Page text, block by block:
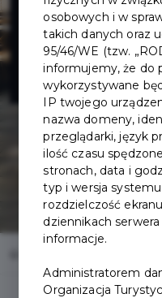
&
osobowych i w
takich danych oraz
95/46/WE (tzw.
informujemy, że do
wykorzystywane
IP twojego
nazwa domeny,
przeglądarki, język
ilość czasu
stronach, data i
typ i wersja
rozdzielczość
dziennikach
informacje.
Administratorem
Organizacja